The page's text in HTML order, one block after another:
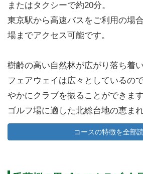
またはタクシーで約20分。
東京駅から高速バスをご利用の場
場までアクセス可能です。
樹齢の高い自然林が広がり落ち着
フェアウェイは広々としているの
やかにクラブを振ることができます
ゴルフ場に適した北総台地の恵ま
然に囲まれた開放感あふれる丘陵
春には美しく咲き誇る約1,000本の
コースの特徴を全部